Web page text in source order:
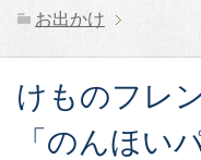
お出かけ
けものフレ
「のんほい